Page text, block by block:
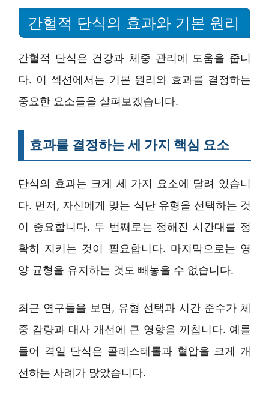
간헐적 단식의 효과와 기본 원리
간헐적 단식은 건강과 체중 관리에 도움을 줍니
다. 이 섹션에서는 기본 원리와 효과를 결정하는
중요한 요소들을 살펴보겠습니다.
효과를 결정하는 세 가지 핵심 요소
단식의 효과는 크게 세 가지 요소에 달려 있습니
다. 먼저, 자신에게 맞는 식단 유형을 선택하는 것
이 중요합니다. 두 번째로는 정해진 시간대를 정
확히 지키는 것이 필요합니다. 마지막으로는 영
양 균형을 유지하는 것도 빼놓을 수 없습니다.
최근 연구들을 보면, 유형 선택과 시간 준수가 체
중 감량과 대사 개선에 큰 영향을 끼칩니다. 예를
들어 격일 단식은 콜레스테롤과 혈압을 크게 개
선하는 사례가 많았습니다.